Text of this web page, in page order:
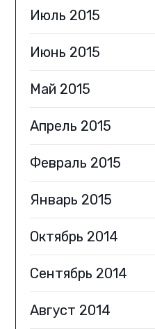
Июль 2015
Июнь 2015
Май 2015
Апрель 2015
Февраль 2015
Январь 2015
Октябрь 2014
Сентябрь 2014
Август 2014